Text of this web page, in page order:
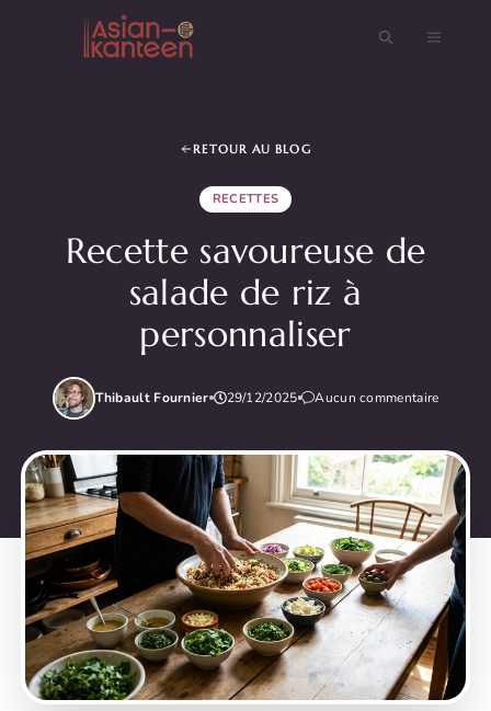
MENU
RETOUR AU BLOG
RECETTES
Recette savoureuse de
salade de riz à
personnaliser
Thibault Fournier 29/12/2025 Aucun commentaire